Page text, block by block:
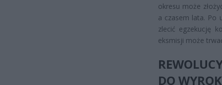
okresu może
a czasem lata. Po
zlecić egzekucję
eksmisji może
DO